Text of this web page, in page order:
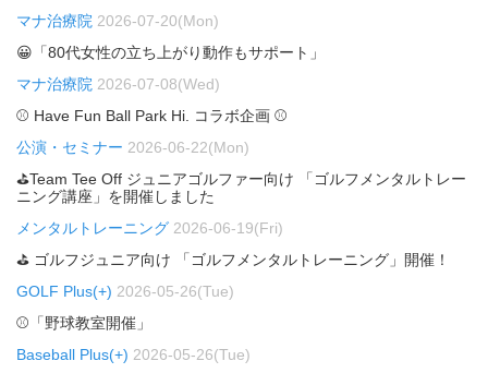
マナ治療院 2026-07-20(Mon)
😀「80代女性の立ち上がり動作もサポート」
マナ治療院 2026-07-08(Wed)
⚾ Have Fun Ball Park Hi. コラボ企画 ⚾
公演・セミナー 2026-06-22(Mon)
⛳Team Tee Off ジュニアゴルファー向け 「ゴルフメンタルトレー
ニング講座」を開催しました
メンタルトレーニング 2026-06-19(Fri)
⛳ ゴルフジュニア向け 「ゴルフメンタルトレーニング」開催！
GOLF Plus(+) 2026-05-26(Tue)
⚾「野球教室開催」
Baseball Plus(+) 2026-05-26(Tue)